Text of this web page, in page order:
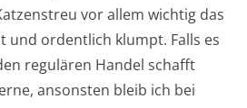
vor allem wichtig das
und ordentlich klumpt. Falls es
regulären Handel schafft
ansonsten bleib ich bei